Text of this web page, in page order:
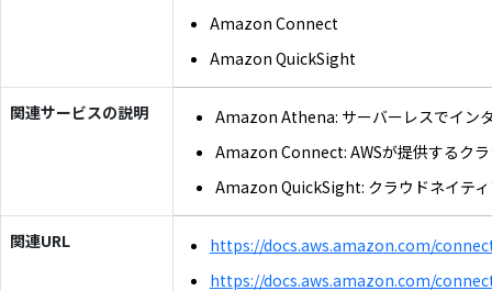
Amazon Connect
Amazon QuickSight
関連サービスの説明
Amazon Athena: サーバーレスでイン
Amazon Connect: AWSが提供するク
Amazon QuickSight: クラウドネイテ
関連URL
https://docs.aws.amazon.com/
https://docs.aws.amazon.com/